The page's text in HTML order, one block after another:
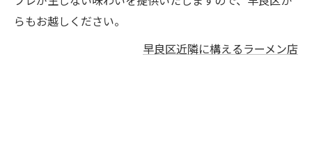
らもお越しください。
早良区近隣に構えるラーメン店